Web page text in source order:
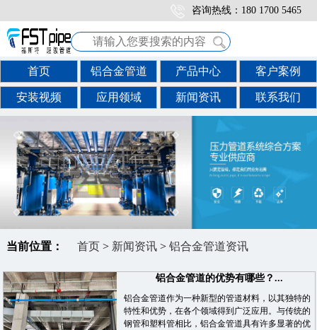
咨询热线：180 1700 5465
首页 铝合金管道 产品中心 客户案例
安装视频 应用领域 新闻资讯 联系我们
当前位置： 首页> 新闻资讯> 铝合金管道资讯
铝合金管道的优势有哪些？...
铝合金管道作为一种新型的管道材料，以其独特的
特性和优势，在各个领域得到广泛应用。与传统的
钢管和塑料管相比，铝合金管道具有许多显著的优